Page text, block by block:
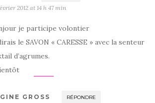
2012 at 14 h 47 min
je participe volontier
le SAVON « CARESSE » avec la senteur
d’agrumes.
GROSS RÉPONDRE